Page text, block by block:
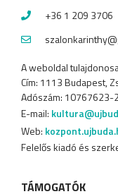
+36 1 209 3706
A weboldal
Cím: 1113 Budapest,
Adószám: 10767623-
E-mail:
Web:
Felelős kiadó és
TÁMOGATÓK